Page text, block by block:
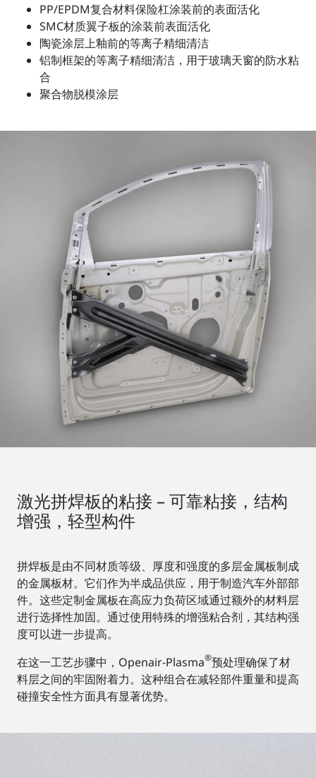
PP/EPDM复合材料保险杠涂装前的表面活化
SMC材质翼子板的涂装前表面活化
陶瓷涂层上釉前的等离子精细清洁
铝制框架的等离子精细清洁，用于玻璃天窗的防水粘
合
聚合物脱模涂层
激光拼焊板的粘接 – 可靠粘接，结构
增强，轻型构件
拼焊板是由不同材质等级、厚度和强度的多层金属板制成
的金属板材。它们作为半成品供应，用于制造汽车外部部
件。这些定制金属板在高应力负荷区域通过额外的材料层
进行选择性加固。通过使用特殊的增强粘合剂，其结构强
度可以进一步提高。
在这一工艺步骤中，Openair-Plasma®预处理确保了材
料层之间的牢固附着力。这种组合在减轻部件重量和提高
碰撞安全性方面具有显著优势。